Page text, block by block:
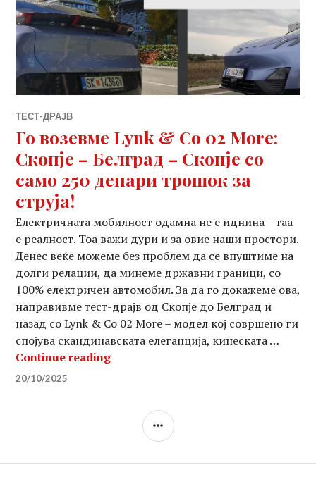
ТЕСТ-ДРАЈВ
Го возевме Lynk & Co 02 More:
Скопје – Белград – Скопје со
само 250 денари трошок за
струја!
Електричната мобилност одамна не е иднина – таа
е реалност. Тоа важи дури и за овие наши простори.
Денес веќе можеме без проблем да се впуштиме на
долги релации, да минеме државни граници, со
100% електричен автомобил. За да го докажеме ова,
направивме тест-драјв од Скопје до Белград и
назад со Lynk & Co 02 More – модел кој совршено ги
спојува скандинавската елеганција, кинеската …
Continue readingГо возевме Lynk & Co 02 More:
20/10/2025
SIDEBAR